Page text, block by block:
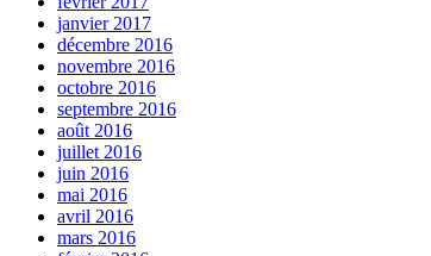
janvier 2017
décembre 2016
novembre 2016
octobre 2016
septembre 2016
août 2016
juillet 2016
juin 2016
mai 2016
avril 2016
mars 2016